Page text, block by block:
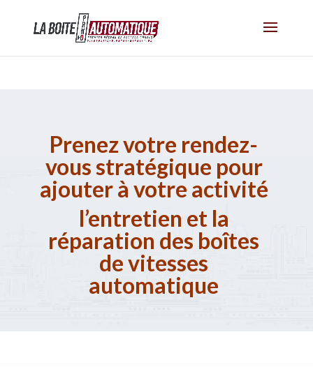
Prenez votre rendez-
vous stratégique pour
ajouter à votre activité
l’entretien et la
réparation des boîtes
de vitesses
automatique